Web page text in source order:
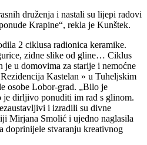
druženja i nastali su lijepi radovi
Krapine“, rekla je Kunštek.
2 ciklusa radionica keramike.
zidne slike od gline… Ciklus
je u domovima za starije i nemoćne
Kastelan » u Tuheljskim
osobe Lobor-grad. „Bilo je
dirljivo ponuditi im rad s glinom.
i izradili su divne
Mirjana Smolić i ujedno naglasila
doprinijele stvaranju kreativnog